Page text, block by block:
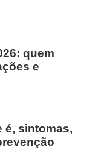
quem
e
é, sintomas,